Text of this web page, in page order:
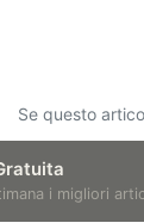
Se questo
i migliori